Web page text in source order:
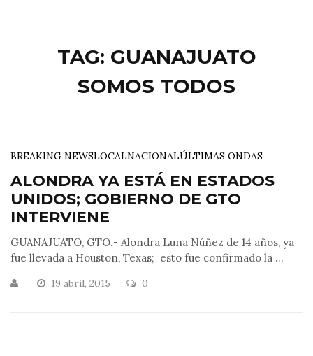
TAG: GUANAJUATO
SOMOS TODOS
BREAKING NEWSLOCALNACIONALÚLTIMAS ONDAS
ALONDRA YA ESTÁ EN ESTADOS
UNIDOS; GOBIERNO DE GTO
INTERVIENE
GUANAJUATO, GTO.- Alondra Luna Núñez de 14 años, ya
fue llevada a Houston, Texas; esto fue confirmado la ...
19 abril, 2015 0